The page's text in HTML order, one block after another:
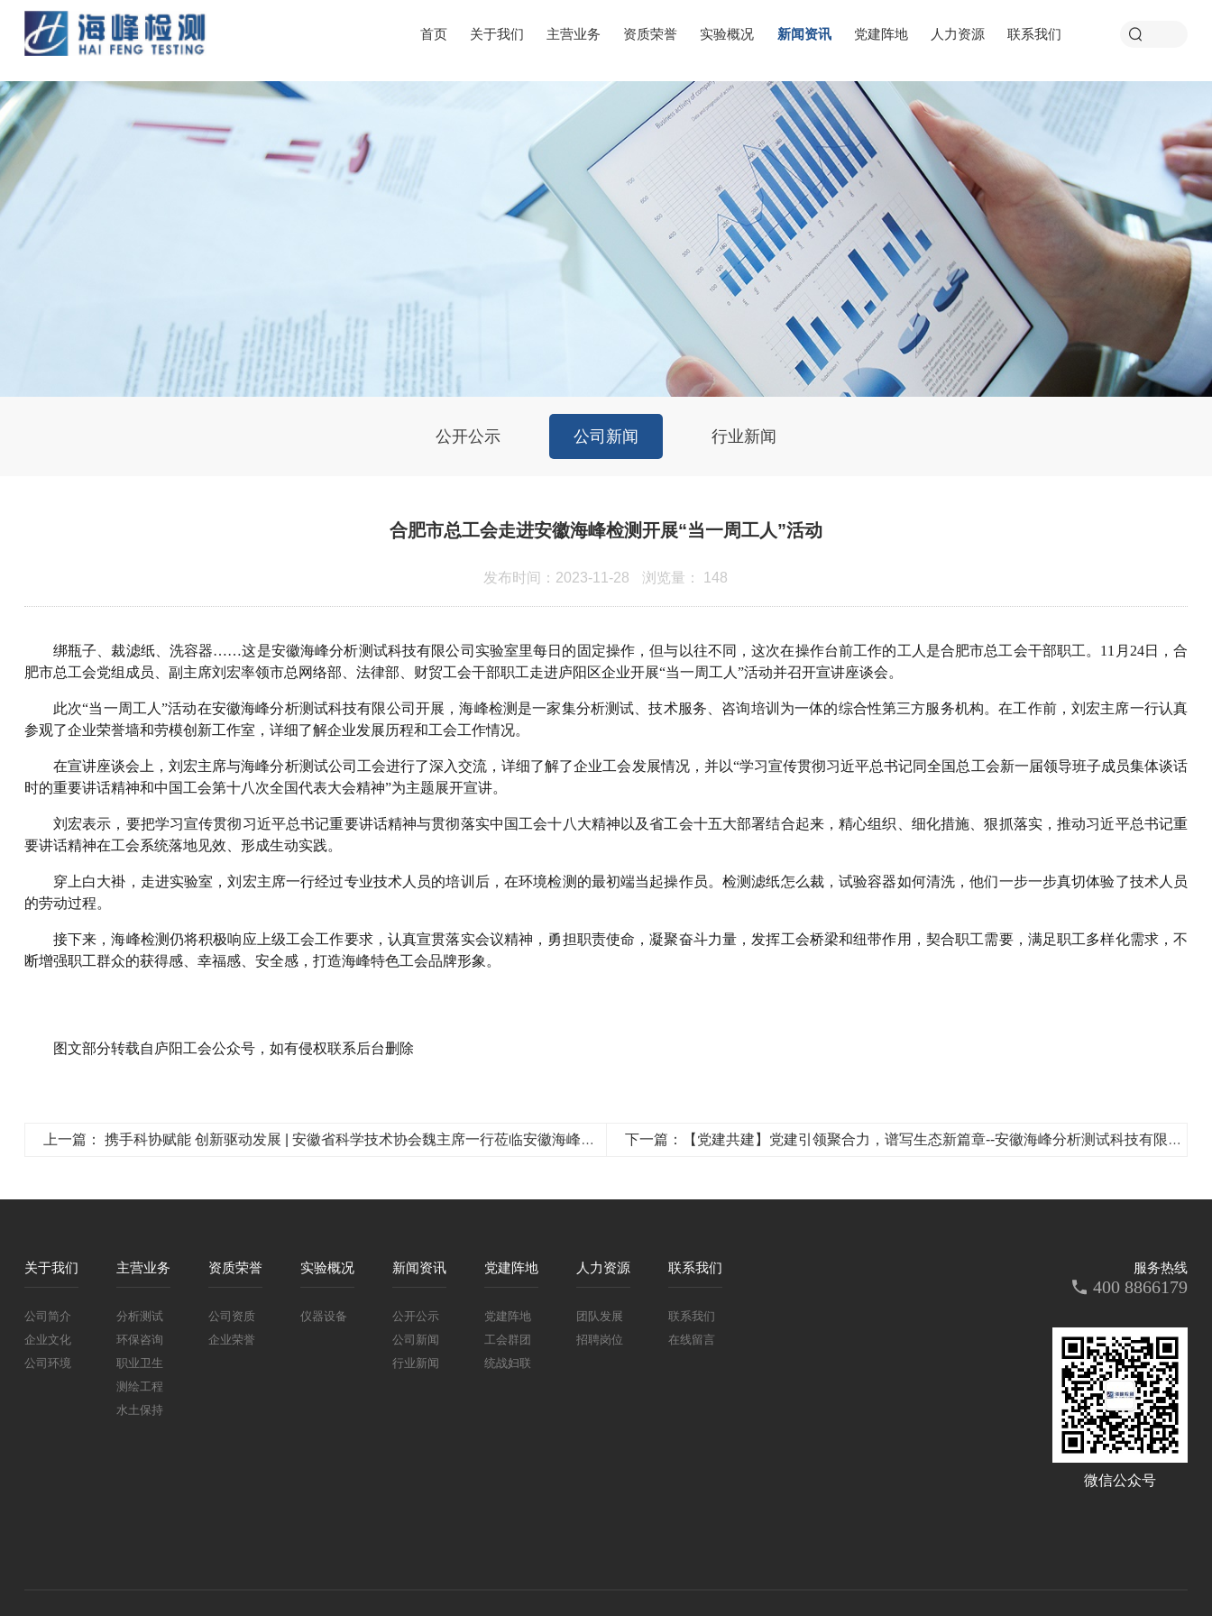
首页 关于我们 主营业务 资质荣誉 实验概况 新闻资讯 党建阵地 人力资源 联系我们
公开公示 公司新闻 行业新闻
合肥市总工会走进安徽海峰检测开展“当一周工人”活动
发布时间：2023-11-28 浏览量： 148
绑瓶子、裁滤纸、洗容器……这是安徽海峰分析测试科技有限公司实验室里每日的固定操作，但与以往不同，这次在操作台前工作的工人是合肥市总工会干部职工。11月24日，合
肥市总工会党组成员、副主席刘宏率领市总网络部、法律部、财贸工会干部职工走进庐阳区企业开展“当一周工人”活动并召开宣讲座谈会。
此次“当一周工人”活动在安徽海峰分析测试科技有限公司开展，海峰检测是一家集分析测试、技术服务、咨询培训为一体的综合性第三方服务机构。在工作前，刘宏主席一行认真
参观了企业荣誉墙和劳模创新工作室，详细了解企业发展历程和工会工作情况。
在宣讲座谈会上，刘宏主席与海峰分析测试公司工会进行了深入交流，详细了解了企业工会发展情况，并以“学习宣传贯彻习近平总书记同全国总工会新一届领导班子成员集体谈话
时的重要讲话精神和中国工会第十八次全国代表大会精神”为主题展开宣讲。
刘宏表示，要把学习宣传贯彻习近平总书记重要讲话精神与贯彻落实中国工会十八大精神以及省工会十五大部署结合起来，精心组织、细化措施、狠抓落实，推动习近平总书记重
要讲话精神在工会系统落地见效、形成生动实践。
穿上白大褂，走进实验室，刘宏主席一行经过专业技术人员的培训后，在环境检测的最初端当起操作员。检测滤纸怎么裁，试验容器如何清洗，他们一步一步真切体验了技术人员
的劳动过程。
接下来，海峰检测仍将积极响应上级工会工作要求，认真宣贯落实会议精神，勇担职责使命，凝聚奋斗力量，发挥工会桥梁和纽带作用，契合职工需要，满足职工多样化需求，不
断增强职工群众的获得感、幸福感、安全感，打造海峰特色工会品牌形象。
图文部分转载自庐阳工会公众号， 如有侵权联系后台删除
上一篇：​ 携手科协赋能 创新驱动发展 | 安徽省科学技术协会魏主席一行莅临安徽海峰检测调研指导 下一篇：【党建共建】党建引领聚合力，谱写生态新篇章--安徽海峰分析测试科技有限公司和合肥市生态环境协会开展党建交流活动
关于我们
公司简介
企业文化
公司环境
主营业务
分析测试
环保咨询
职业卫生
测绘工程
水土保持
资质荣誉
公司资质
企业荣誉
实验概况
仪器设备
新闻资讯
公开公示
公司新闻
行业新闻
党建阵地
党建阵地
工会群团
统战妇联
人力资源
团队发展
招聘岗位
联系我们
联系我们
在线留言
服务热线
400 8866179
微信公众号